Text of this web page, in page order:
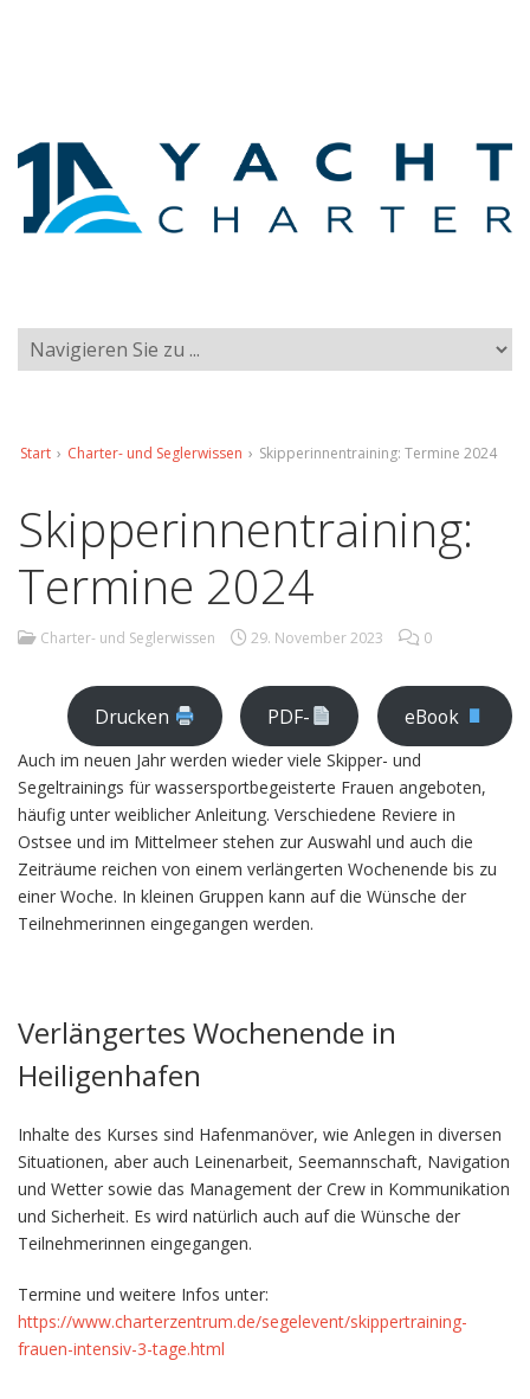
Start › Charter- und Seglerwissen › Skipperinnentraining: Termine 2024
Skipperinnentraining:
Termine 2024
Charter- und Seglerwissen 29. November 2023 0
Drucken PDF- eBook
Auch im neuen Jahr werden wieder viele Skipper- und
Segeltrainings für wassersportbegeisterte Frauen angeboten,
häufig unter weiblicher Anleitung. Verschiedene Reviere in
Ostsee und im Mittelmeer stehen zur Auswahl und auch die
Zeiträume reichen von einem verlängerten Wochenende bis zu
einer Woche. In kleinen Gruppen kann auf die Wünsche der
Teilnehmerinnen eingegangen werden.
Verlängertes Wochenende in
Heiligenhafen
Inhalte des Kurses sind Hafenmanöver, wie Anlegen in diversen
Situationen, aber auch Leinenarbeit, Seemannschaft, Navigation
und Wetter sowie das Management der Crew in Kommunikation
und Sicherheit. Es wird natürlich auch auf die Wünsche der
Teilnehmerinnen eingegangen.
Termine und weitere Infos unter:
https://www.charterzentrum.de/segelevent/skippertraining-
frauen-intensiv-3-tage.html